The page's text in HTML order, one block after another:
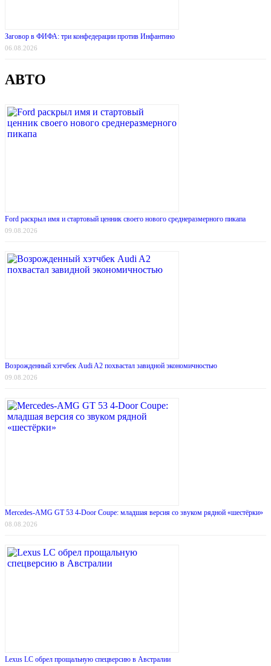
Заговор в ФИФА: три конфедерации против Инфантино
06.08.2026
АВТО
Ford раскрыл имя и стартовый ценник своего нового среднеразмерного пикапа
09.08.2026
Возрожденный хэтчбек Audi A2 похвастал завидной экономичностью
09.08.2026
Mercedes-AMG GT 53 4-Door Coupe: младшая версия со звуком рядной «шестёрки»
08.08.2026
Lexus LC обрел прощальную спецверсию в Австралии